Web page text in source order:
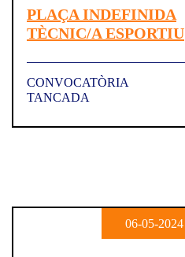
PLAÇA INDEFINIDA
TÈCNIC/A ESPORTIU
CONVOCATÒRIA
TANCADA
06-05-2024